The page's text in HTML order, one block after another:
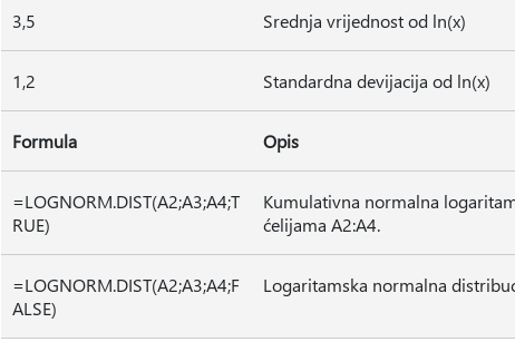
3,5 Srednja vrijednost od ln(x)
1,2 Standardna devijacija od ln(x)
Formula Opis
=LOGNORM.DIST(A2;A3;A4;T
RUE)
Kumulativna normalna
ćelijama A2:A4.
=LOGNORM.DIST(A2;A3;A4;F
ALSE)
Logaritamska normalna